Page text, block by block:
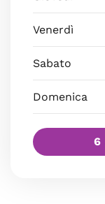
Venerdì
Sabato
Domenica
6